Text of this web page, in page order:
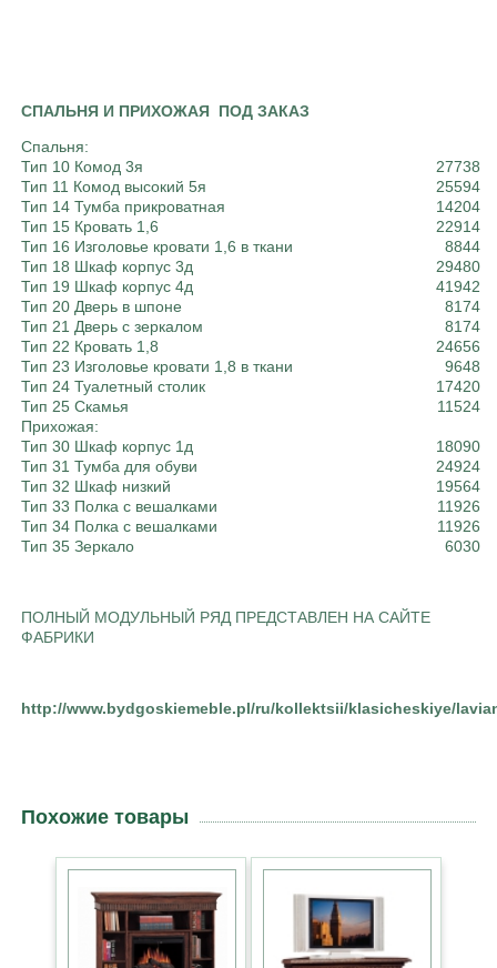
СПАЛЬНЯ И ПРИХОЖАЯ ПОД ЗАКАЗ
Спальня:
Тип 10 Комод 3я
27738
Тип 11 Комод высокий 5я
25594
Тип 14 Тумба прикроватная
14204
Тип 15 Кровать 1,6
22914
Тип 16 Изголовье кровати 1,6 в ткани
8844
Тип 18 Шкаф корпус 3д
29480
Тип 19 Шкаф корпус 4д
41942
Тип 20 Дверь в шпоне
8174
Тип 21 Дверь с зеркалом
8174
Тип 22 Кровать 1,8
24656
Тип 23 Изголовье кровати 1,8 в ткани
9648
Тип 24 Туалетный столик
17420
Тип 25 Скамья
11524
Прихожая:
Тип 30 Шкаф корпус 1д
18090
Тип 31 Тумба для обуви
24924
Тип 32 Шкаф низкий
19564
Тип 33 Полка с вешалками
11926
Тип 34 Полка с вешалками
11926
Тип 35 Зеркало
6030
ПОЛНЫЙ МОДУЛЬНЫЙ РЯД ПРЕДСТАВЛЕН НА САЙТЕ
ФАБРИКИ
http://www.bydgoskiemeble.pl/ru/kollektsii/klasicheskiye/
Похожие товары